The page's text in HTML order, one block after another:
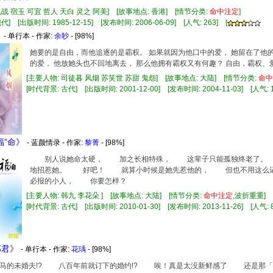
战 宿玉 可宜 哲人 天白 灵之 阿美] [故事地点: 香港] [情节分类: 命中注定]
代] [出版时间: 1985-12-15] [发布时间: 2006-06-09] [人气: 263] [
- 单行本 - 作家: 余眇 - [98%]
她要的是自由，而他追逐的是霸权。 如果就因为他口中的爱， 她留在了他
的爱， 他放她头也不回地离去， 那么他拥有霸权又有何趣？ 自由，霸
[主要人物: 司徒暮 风烟 苏笑世 苏甜 鬼怨] [故事地点: 大陆] [情节分类: 命
[时代背景: 古代] [出版时间: 2001-12-00] [发布时间: 2004-11-03] [人气
命》 - 蓝颜情录 - 作家: 黎菁 - [98%]
别人说她命太硬， 加之长相特殊， 这辈子只能孤独终老了
地招惹她。 好吧！ 就算小时候是她先惹他的， 但也不用这
必报的小人， 你要怎样？
[主要人物: 韩九 李花朵 ] [故事地点: 大陆] [情节分类: 命中注定,波折重重]
[时代背景: 古代] [出版时间: 2010-01-30] [发布时间: 2013-11-26] [人气
》 - 单行本 - 作家: 花瑀 - [98%]
未婚夫!? 八百年前就订下的婚约!? 唉！真是太没新鲜感了 还是那